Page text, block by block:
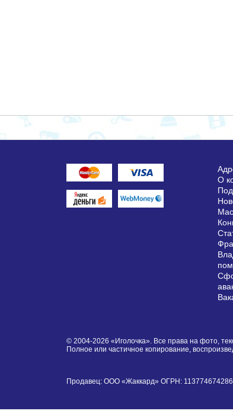
О
© 2004-2026 «Иголочка». Все права на фото,
Полное или частичное копирование,
Продавец: ООО «Жаккард» ОГРН: